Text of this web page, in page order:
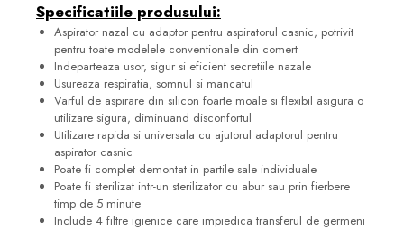
Specificatiile produsului:
Aspirator nazal cu adaptor pentru aspiratorul casnic, potrivit
pentru toate modelele conventionale din comert
Indeparteaza usor, sigur si eficient secretiile nazale
Usureaza respiratia, somnul si mancatul
Varful de aspirare din silicon foarte moale si flexibil asigura o
utilizare sigura, diminuand disconfortul
Utilizare rapida si universala cu ajutorul adaptorul pentru
aspirator casnic
Poate fi complet demontat in partile sale individuale
Poate fi sterilizat intr-un sterilizator cu abur sau prin fierbere
timp de 5 minute
Include 4 filtre igienice care impiedica transferul de germeni